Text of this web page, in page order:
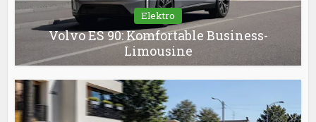
Elektro
Volvo ES 90: Komfortable Business-
Limousine